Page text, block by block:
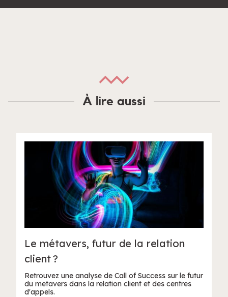
À lire aussi
Le métavers, futur de la relation
client ?
Retrouvez une analyse de Call of Success sur le futur
du metavers dans la relation client et des centres
d'appels.